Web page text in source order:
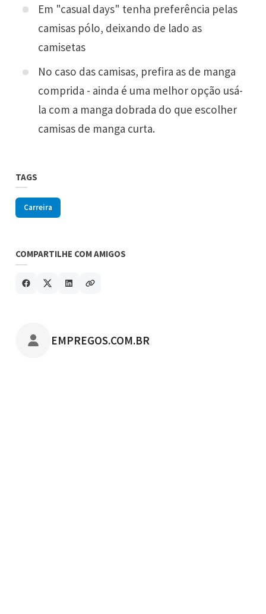
Em "casual days" tenha preferência pelas
camisas pólo, deixando de lado as
camisetas
No caso das camisas, prefira as de manga
comprida - ainda é uma melhor opção usá-
la com a manga dobrada do que escolher
camisas de manga curta.
TAGS
Carreira
COMPARTILHE COM AMIGOS
POSTADO POR
EMPREGOS.COM.BR